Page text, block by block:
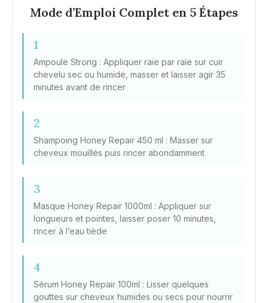
Mode d’Emploi Complet en 5 Étapes
1
Ampoule Strong : Appliquer raie par raie sur cuir
chevelu sec ou humide, masser et laisser agir 35
minutes avant de rincer
2
Shampoing Honey Repair 450 ml : Masser sur
cheveux mouillés puis rincer abondamment
3
Masque Honey Repair 1000ml : Appliquer sur
longueurs et pointes, laisser poser 10 minutes,
rincer à l’eau tiède
4
Sérum Honey Repair 100ml : Lisser quelques
gouttes sur cheveux humides ou secs pour nourrir